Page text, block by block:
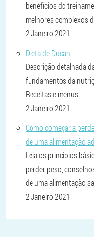
benefícios do
melhores complexos
2 Janeiro 2021
Dieta de Ducan
Descrição detalhada
fundamentos da
Receitas e menus.
2 Janeiro 2021
Como começar a
de uma alimentação
Leia os princípios
perder peso,
de uma alimentação
2 Janeiro 2021